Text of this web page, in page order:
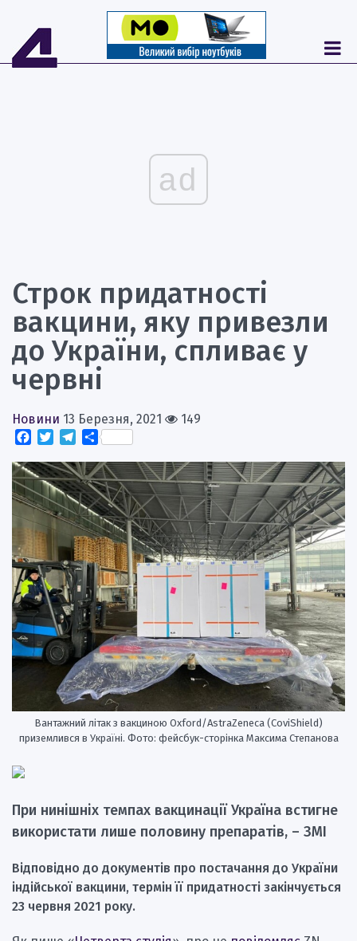
ad
Строк придатності
вакцини, яку привезли
до України, спливає у
червні
Новини 13 Березня, 2021
149
Facebook
TwitterTelegram
Поділитися
Вантажний літак з вакциною Oxford/AstraZeneca (CoviShield)
приземлився в Україні. Фото: фейсбук-сторінка Максима Степанова
При нинішніх темпах вакцинації Україна встигне
використати лише половину препаратів, – ЗМІ
Відповідно до документів про постачання до України
індійської вакцини, термін її придатності закінчується
23 червня 2021 року.